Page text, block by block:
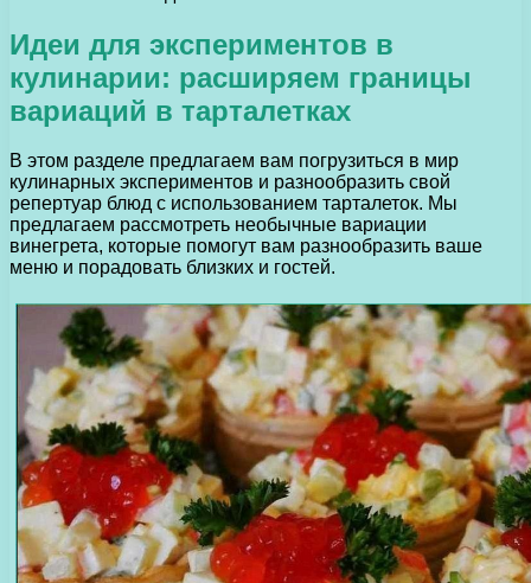
Идеи для экспериментов в
кулинарии: расширяем границы
вариаций в тарталетках
В этом разделе предлагаем вам погрузиться в мир
кулинарных экспериментов и разнообразить свой
репертуар блюд с использованием тарталеток. Мы
предлагаем рассмотреть необычные вариации
винегрета, которые помогут вам разнообразить ваше
меню и порадовать близких и гостей.